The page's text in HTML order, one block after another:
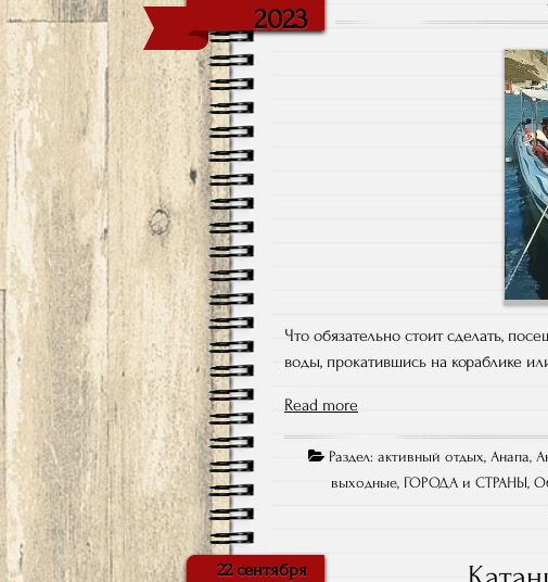
2023
Что обязательно стоит сделать,
воды, прокатившись на кораблике
Read more
Раздел:активный отдых,Анапа,
выходные, ГОРОДА и СТРАНЫ,
22 сентября